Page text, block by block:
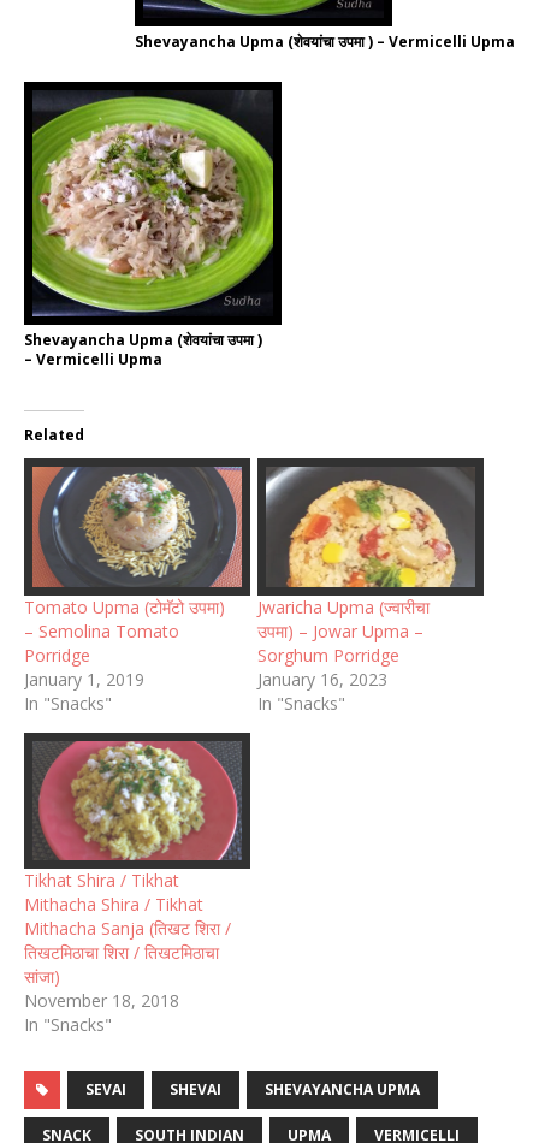
Shevayancha Upma (शेवयांचा उपमा ) – Vermicelli Upma
Shevayancha Upma (शेवयांचा उपमा )
– Vermicelli Upma
Related
Tomato Upma (टोमॅटो उपमा)
– Semolina Tomato
Porridge
January 1, 2019
In "Snacks"
Jwaricha Upma (ज्वारीचा
उपमा) – Jowar Upma –
Sorghum Porridge
January 16, 2023
In "Snacks"
Tikhat Shira / Tikhat
Mithacha Shira / Tikhat
Mithacha Sanja (तिखट शिरा /
तिखटमिठाचा शिरा / तिखटमिठाचा
सांजा)
November 18, 2018
In "Snacks"
SEVAI SHEVAI SHEVAYANCHA UPMA
SNACK SOUTH INDIAN UPMA VERMICELLI